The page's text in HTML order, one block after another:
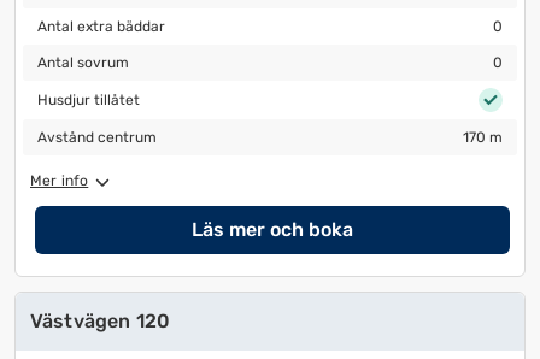
Antal extra bäddar
Antal extra bäddar 0
Antal sovrum
Antal sovrum 0
Husdjur tillåtet
Husdjur tillåtet
Avstånd centrum
Avstånd centrum 170 m
Mer info
Läs mer och boka
Västvägen 120